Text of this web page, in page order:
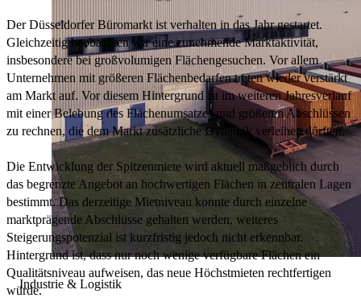
Industrie & Logistik
Der Düsseldorfer Büromarkt ist verhalten in das Jahr gestartet.
Gleichzeitig beobachten wir eine zunehmende Marktaktivität,
insbesondere bei großvolumigen Flächengesuchen. Vor allem
Unternehmen mit größeren Flächenbedarfen treten wieder verstärkt
am Markt auf. Vor diesem Hintergrund ist im weiteren Jahresverlauf
mit einer Belebung des Flächenumsatzes und größeren Abschlüssen
zu rechnen, die dem Markt zusätzliche Dynamik verleihen dürften.
Die Entwicklung der Spitzenmiete wird aktuell maßgeblich durch
das begrenzte Angebot an hochwertigen Flächen in zentralen Lagen
bestimmt. Das derzeitige Mietniveau konnte durch einzelne
marktprägende Abschlüsse gehalten werden, weiteres
Steigerungspotenzial ist kurzfristig jedoch nicht erkennbar.
Hintergrund ist, dass nur noch wenige verfügbare Flächen ein
Qualitätsniveau aufweisen, das neue Höchstmieten rechtfertigen
würde.